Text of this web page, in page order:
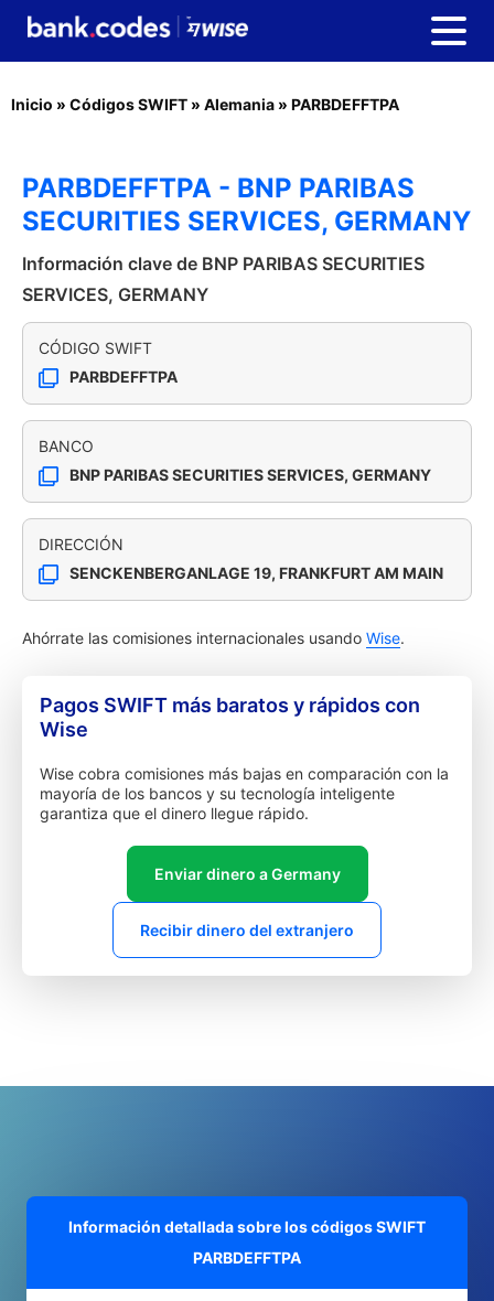
Inicio » Códigos SWIFT » Alemania » PARBDEFFTPA
PARBDEFFTPA - BNP PARIBAS
SECURITIES SERVICES, GERMANY
Información clave de BNP PARIBAS SECURITIES
SERVICES, GERMANY
CÓDIGO SWIFT
PARBDEFFTPA
BANCO
BNP PARIBAS SECURITIES SERVICES, GERMANY
DIRECCIÓN
SENCKENBERGANLAGE 19, FRANKFURT AM MAIN
Ahórrate las comisiones internacionales usando Wise.
Pagos SWIFT más baratos y rápidos con
Wise
Wise cobra comisiones más bajas en comparación con la
mayoría de los bancos y su tecnología inteligente
garantiza que el dinero llegue rápido.
Enviar dinero a Germany
Recibir dinero del extranjero
Información detallada sobre los códigos SWIFT
PARBDEFFTPA